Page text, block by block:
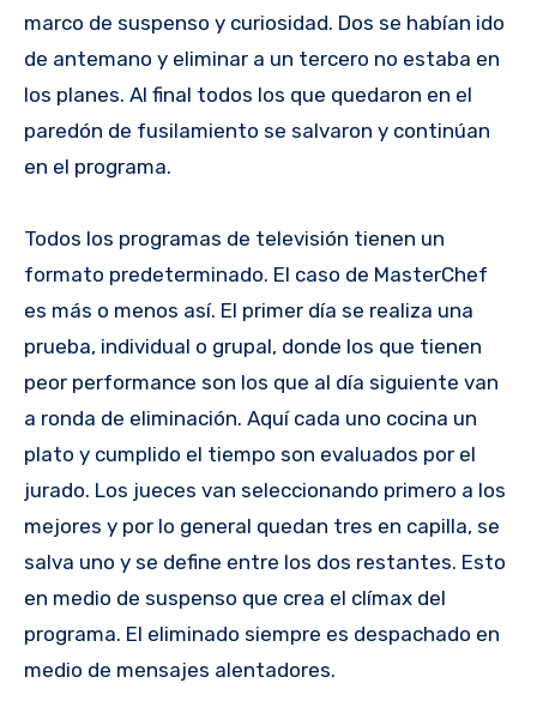
marco de suspenso y curiosidad. Dos se habían ido
de antemano y eliminar a un tercero no estaba en
los planes. Al final todos los que quedaron en el
paredón de fusilamiento se salvaron y continúan
en el programa.
Todos los programas de televisión tienen un
formato predeterminado. El caso de MasterChef
es más o menos así. El primer día se realiza una
prueba, individual o grupal, donde los que tienen
peor performance son los que al día siguiente van
a ronda de eliminación. Aquí cada uno cocina un
plato y cumplido el tiempo son evaluados por el
jurado. Los jueces van seleccionando primero a los
mejores y por lo general quedan tres en capilla, se
salva uno y se define entre los dos restantes. Esto
en medio de suspenso que crea el clímax del
programa. El eliminado siempre es despachado en
medio de mensajes alentadores.